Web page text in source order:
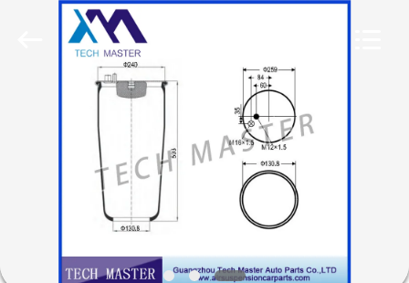
MAISON
PRODUITS